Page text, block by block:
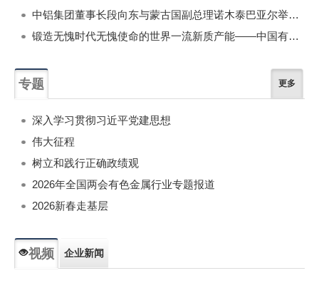
中铝集团董事长段向东与蒙古国副总理诺木泰巴亚尔举行会谈
锻造无愧时代无愧使命的世界一流新质产能——中国有色金属工业的战略应对与破局之道（二）
专题 更多
深入学习贯彻习近平党建思想
伟大征程
树立和践行正确政绩观
2026年全国两会有色金属行业专题报道
2026新春走基层
视频 企业新闻